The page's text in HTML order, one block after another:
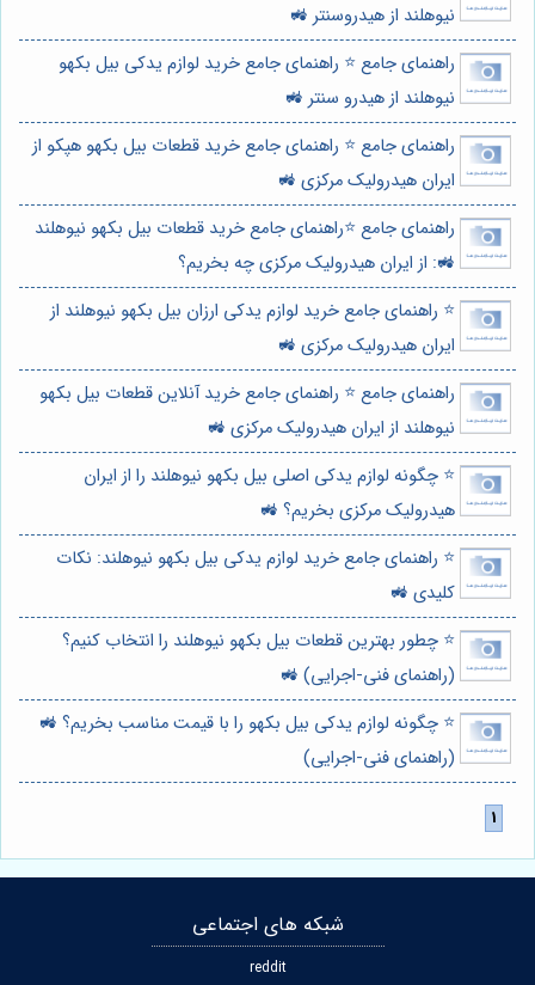
نیوهلند از هیدروسنتر 🚜
راهنمای جامع ⭐️ راهنمای جامع خرید لوازم یدکی بیل بکهو
نیوهلند از هیدرو سنتر 🚜
راهنمای جامع ⭐️ راهنمای جامع خرید قطعات بیل بکهو هپکو از
ایران هیدرولیک مرکزی 🚜
راهنمای جامع ⭐️راهنمای جامع خرید قطعات بیل بکهو نیوهلند
🚜: از ایران هیدرولیک مرکزی چه بخریم؟
⭐️ راهنمای جامع خرید لوازم یدکی ارزان بیل بکهو نیوهلند از
ایران هیدرولیک مرکزی 🚜
راهنمای جامع ⭐️ راهنمای جامع خرید آنلاین قطعات بیل بکهو
نیوهلند از ایران هیدرولیک مرکزی 🚜
⭐️ چگونه لوازم یدکی اصلی بیل بکهو نیوهلند را از ایران
هیدرولیک مرکزی بخریم؟ 🚜
⭐️ راهنمای جامع خرید لوازم یدکی بیل بکهو نیوهلند: نکات
کلیدی 🚜
⭐️ چطور بهترین قطعات بیل بکهو نیوهلند را انتخاب کنیم؟
(راهنمای فنی-اجرایی) 🚜
⭐️ چگونه لوازم یدکی بیل بکهو را با قیمت مناسب بخریم؟ 🚜
(راهنمای فنی-اجرایی)
شبکه های اجتماعی
reddit